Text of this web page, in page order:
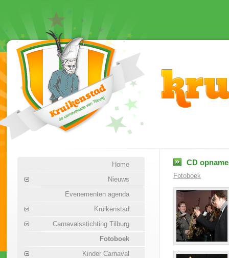
Home
Nieuws
Evenementen agenda
Kruikenstad
Carnavalsstichting Tilburg
Fotoboek
Kinder Carnaval
CD
Fotoboek